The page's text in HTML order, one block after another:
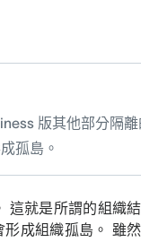
版其他部分隔
孤島。
就是所謂的組織
成組織孤島。 雖